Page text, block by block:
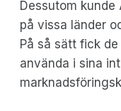
Dessutom
på vissa länder
På så sätt fick
använda i sina